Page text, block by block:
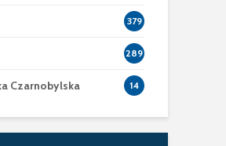
379
289
Czarnobylska 14